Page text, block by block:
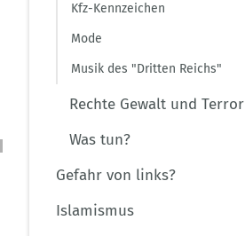
Kfz-Kennzeichen
Mode
Musik des "Dritten Reichs"
Rechte Gewalt und Terror
Was tun?
Gefahr von links?
Islamismus